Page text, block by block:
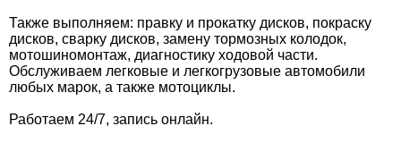
Также выполняем: правку и прокатку дисков, покраску
дисков, сварку дисков, замену тормозных колодок,
мотошиномонтаж, диагностику ходовой части.
Обслуживаем легковые и легкогрузовые автомобили
любых марок, а также мотоциклы.
Работаем 24/7, запись онлайн.